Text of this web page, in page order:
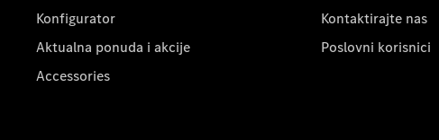
Konfigurator
Aktualna ponuda i akcije
Accessories
Kontaktirajte nas
Poslovni korisnici